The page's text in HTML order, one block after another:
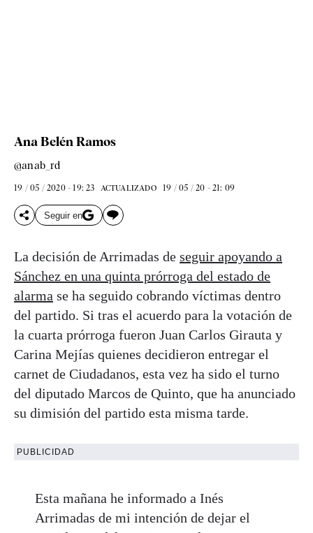
Ana Belén Ramos
@anab_rd
19 / 05 / 2020 - 19: 23 ACTUALIZADO 19 / 05 / 20 - 21: 09
Seguir en
La decisión de Arrimadas de seguir apoyando a
Sánchez en una quinta prórroga del estado de
alarma se ha seguido cobrando víctimas dentro
del partido. Si tras el acuerdo para la votación de
la cuarta prórroga fueron Juan Carlos Girauta y
Carina Mejías quienes decidieron entregar el
carnet de Ciudadanos, esta vez ha sido el turno
del diputado Marcos de Quinto, que ha anunciado
su dimisión del partido esta misma tarde.
PUBLICIDAD
Esta mañana he informado a Inés
Arrimadas de mi intención de dejar el